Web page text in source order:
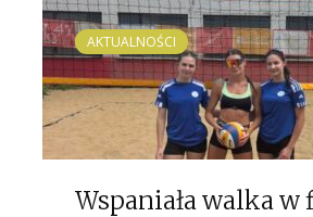
AKTUALNOŚCI
Wspaniała walka w